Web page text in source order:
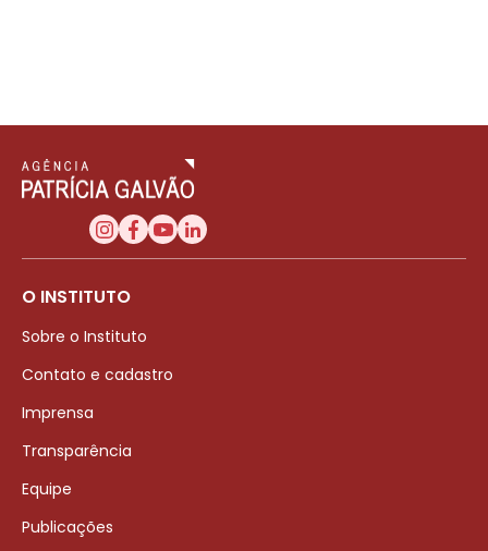
O INSTITUTO
Sobre o Instituto
Contato e cadastro
Imprensa
Transparência
Equipe
Publicações